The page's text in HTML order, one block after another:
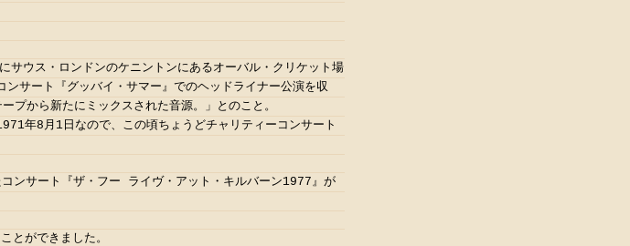
ウス・ロンドンのケニントンにあるオーバル・クリケット場
サート『グッバイ・サマー』でのヘッドライナー公演を収
プから新たにミックスされた音源。」とのこと。
年8月1日なので、この頃ちょうどチャリティーコンサート
ート『ザ・フー ライヴ・アット・キルバーン1977』が
とができました。